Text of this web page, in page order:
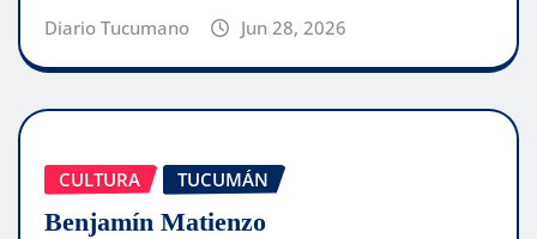
Diario Tucumano Jun 28, 2026
CULTURA TUCUMÁN
Benjamín Matienzo